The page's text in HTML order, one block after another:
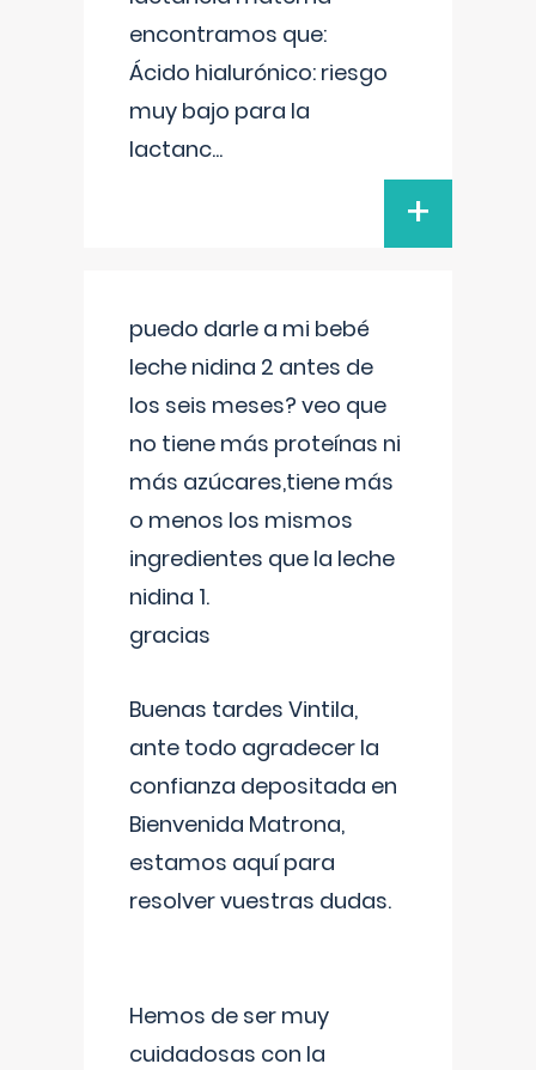
encontramos que:
Ácido hialurónico: riesgo
muy bajo para la
lactanc...
+
puedo darle a mi bebé
leche nidina 2 antes de
los seis meses? veo que
no tiene más proteínas ni
más azúcares,tiene más
o menos los mismos
ingredientes que la leche
nidina 1.
gracias
Buenas tardes Vintila,
ante todo agradecer la
confianza depositada en
Bienvenida Matrona,
estamos aquí para
resolver vuestras dudas.
Hemos de ser muy
cuidadosas con la